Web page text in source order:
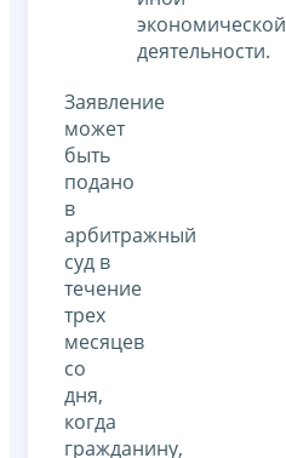
экономической
деятельности.
Заявление
может
быть
подано
в
арбитражный
суд в
течение
трех
месяцев
со
дня,
когда
гражданину,